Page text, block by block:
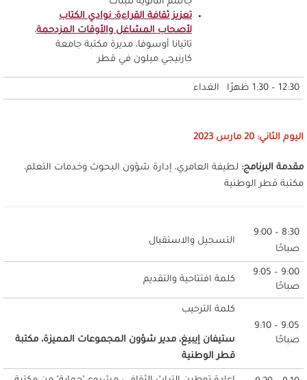
تعزيز ثقافة القراءة: نوادي الكتاب
لأصحاب المشاغل والأوقات المزدحمة،
تاتيانا أوسوفا، مديرة مكتبة جامعة
كارنيجي ميلون في قطر
12:30 – 1:30 ظهرًا الغداء
اليوم الثاني: 20 مارس 2023
مقدمة البرنامج: لطيفة العامري، إدارة شؤون البحوث وخدمات التعلم،
مكتبة قطر الوطنية
8:30 – 9:00
صباحًا
التسجيل والاستقبال
9:00 – 9:05
صباحًا
كلمة افتتاحية والتقديم
9:05 – 9:10
صباحًا
كلمة الترحيب
ستيفان إيبيغ، مدير شؤون المجموعات المميزة، مكتبة
قطر الوطنية